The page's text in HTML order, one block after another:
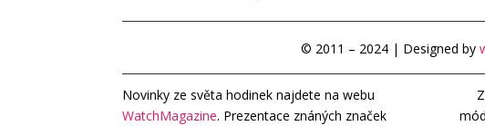
© 2011 – 2024 | Designed by
Novinky ze světa hodinek najdete na webu
WatchMagazine. Prezentace znáných značek